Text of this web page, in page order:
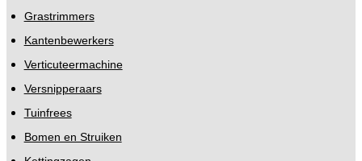
Grastrimmers
Kantenbewerkers
Verticuteermachine
Versnipperaars
Tuinfrees
Bomen en Struiken